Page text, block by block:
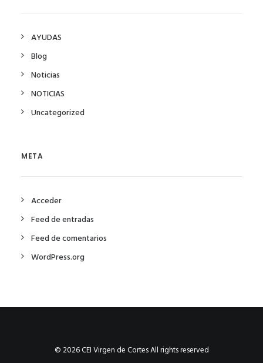
AYUDAS
Blog
Noticias
NOTICIAS
Uncategorized
META
Acceder
Feed de entradas
Feed de comentarios
WordPress.org
© 2026 CEI Virgen de Cortes All rights reserved